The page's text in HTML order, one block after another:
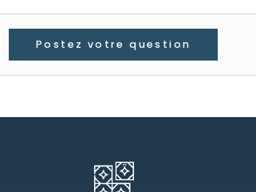
Postez votre question